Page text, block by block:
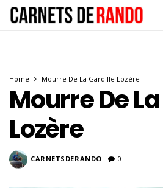
Home Mourre De La Gardille Lozère
Mourre De
Lozère
CARNETSDERANDO 0